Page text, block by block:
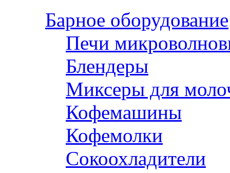
Барное оборудование
Печи
Блендеры
Миксеры для
Кофемашины
Кофемолки
Сокоохладители